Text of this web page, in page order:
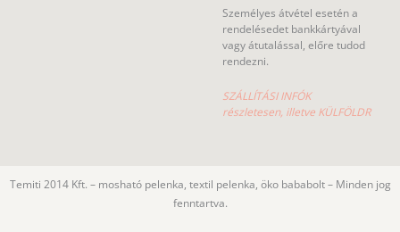
Személyes átvétel esetén a
rendelésedet bankkártyával
vagy átutalással, előre tudod
rendezni.
SZÁLLÍTÁSI INFÓK
részletesen, illetve KÜLFÖLDR
Temiti 2014 Kft. – mosható pelenka, textil pelenka, öko bababolt – Minden jog
fenntartva.